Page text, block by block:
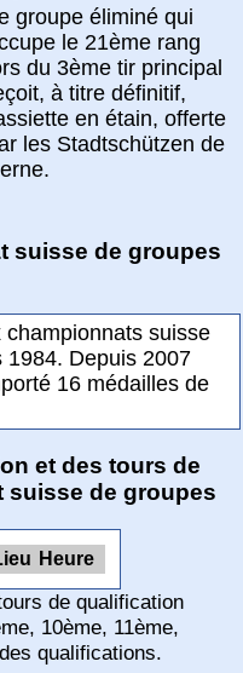
groupe éliminé qui
le 21ème rang
du 3ème tir principal
à titre définitif,
en étain, offerte
les Stadtschützen de
suisse de groupes
suisse
1984. Depuis 2007
16 médailles de
et des tours de
suisse de groupes
Heure
de qualification
10ème, 11ème,
qualifications.